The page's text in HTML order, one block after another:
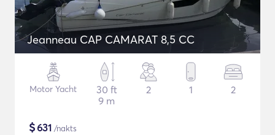
Jeanneau CAP CAMARAT 8,5 CC
Motor Yacht
30 ft
9 m
2 1 2
$631 /nakts